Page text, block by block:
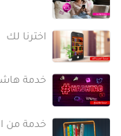
اخترنا لك
خدمة
خدمة من